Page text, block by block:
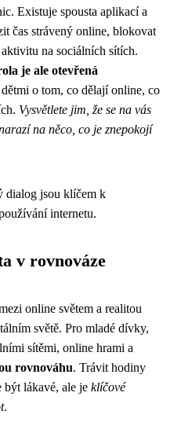
Existuje spousta aplikací a
čas strávený online, blokovat
na sociálních sítích.
je ale otevřená
o tom, co dělají online, co
Vysvětlete jim, že se na vás
na něco, co je znepokojí
dialog jsou klíčem k
internetu.
v rovnováze
online světem a realitou
světě. Pro mladé dívky,
sítěmi, online hrami a
rovnováhu. Trávit hodiny
být lákavé, ale je klíčové
.